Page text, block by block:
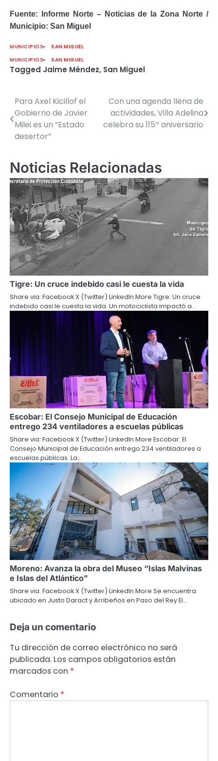
Fuente: Informe Norte – Noticias de la Zona Norte /
Municipio: San Miguel
MUNICIPIOS
SAN MIGUEL
MUNICIPIOS
SAN MIGUEL
Tagged Jaime Méndez, San Miguel
Navegación
de
entradas
Para Axel Kicillof el
Gobierno de Javier
Milei es un “Estado
desertor”
Con una agenda llena de
actividades, Villa Adelina
celebra su 115º aniversario
Noticias Relacionadas
Tigre: Un cruce indebido casi le cuesta la vida
Share via: Facebook X (Twitter) LinkedIn More Tigre: Un cruce
indebido casi le cuesta la vida. Un motociclista impactó a…
Escobar: El Consejo Municipal de Educación
entrego 234 ventiladores a escuelas públicas
Share via: Facebook X (Twitter) LinkedIn More Escobar: El
Consejo Municipal de Educación entrego 234 ventiladores a
escuelas públicas. La…
Moreno: Avanza la obra del Museo “Islas Malvinas
e Islas del Atlántico”
Share via: Facebook X (Twitter) LinkedIn More Se encuentra
ubicado en Justo Daract y Arribeños en Paso del Rey El…
Deja un comentario
Tu dirección de correo electrónico no será
publicada. Los campos obligatorios están
marcados con *
Comentario *